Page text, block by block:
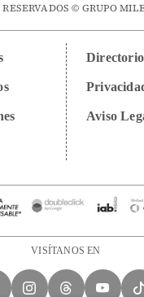
RESERVADOS © GRUPO
Directorio
Aviso
VISÍTANOS EN